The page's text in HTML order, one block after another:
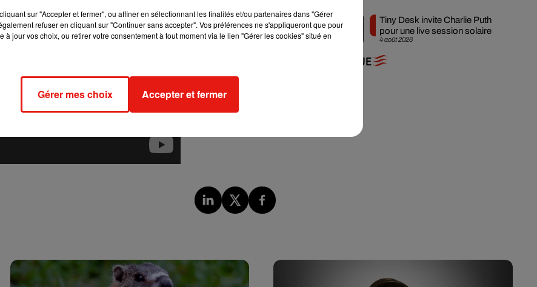
4 août 2026
Tiny Desk invite Charlie Puth
pour une live session solaire
+ DE MUSIQUE
sur "Accepter et fermer", ou affiner en sélectionnant les finalités et/ou partenaires dans "Gérer
refuser en cliquant sur "Continuer sans accepter". Vos préférences ne s'appliqueront que pour
à jour vos choix, ou retirer votre consentement à tout moment via le lien "Gérer les cookies" situé en
Gérer mes choix Accepter et fermer